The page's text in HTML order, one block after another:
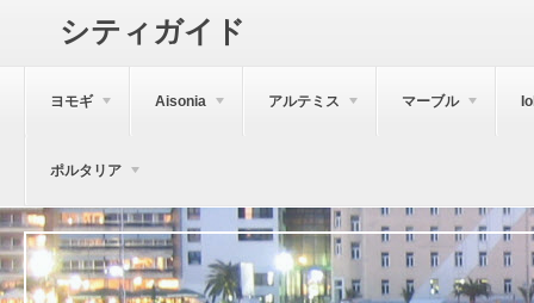
シティガイド
ヨモギ Aisonia アルテミス マーブル
ポルタリア